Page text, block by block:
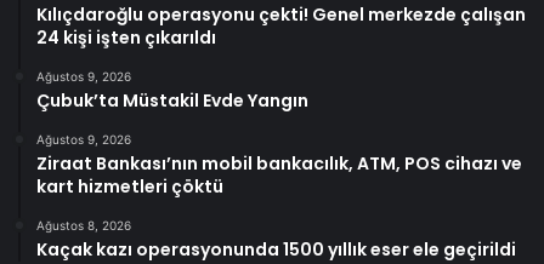
Kılıçdaroğlu operasyonu çekti! Genel merkezde çalışan
24 kişi işten çıkarıldı
Ağustos 9, 2026
Çubuk’ta Müstakil Evde Yangın
Ağustos 9, 2026
Ziraat Bankası’nın mobil bankacılık, ATM, POS cihazı ve
kart hizmetleri çöktü
Ağustos 8, 2026
Kaçak kazı operasyonunda 1500 yıllık eser ele geçirildi